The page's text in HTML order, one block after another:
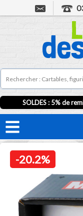
SOLDES : 5% de
-20.2%